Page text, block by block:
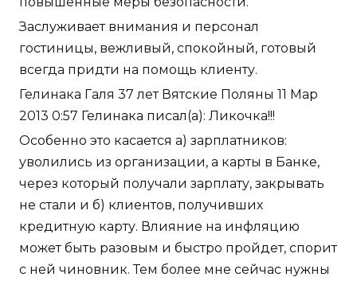
Заслуживает внимания и персонал
гостиницы, вежливый, спокойный, готовый
всегда придти на помощь клиенту.
Гелинака Галя 37 лет Вятские Поляны 11 Мар
2013 0:57 Гелинака писал(а): Ликочка!!!
Особенно это касается а) зарплатников:
уволились из организации, а карты в Банке,
через который получали зарплату, закрывать
не стали и б) клиентов, получивших
кредитную карту. Влияние на инфляцию
может быть разовым и быстро пройдет, спорит
с ней чиновник. Тем более мне сейчас нужны